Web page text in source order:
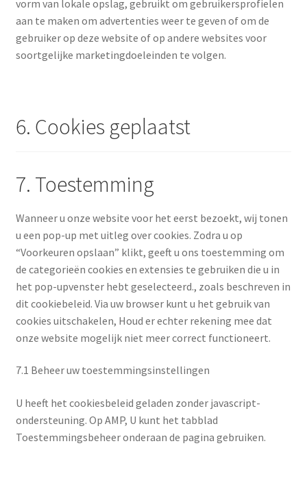
vorm van lokale opslag, gebruikt om gebruikersprofielen
aan te maken om advertenties weer te geven of om de
gebruiker op deze website of op andere websites voor
soortgelijke marketingdoeleinden te volgen.
6. Cookies geplaatst
7. Toestemming
Wanneer u onze website voor het eerst bezoekt, wij tonen
u een pop-up met uitleg over cookies. Zodra u op
“Voorkeuren opslaan” klikt, geeft u ons toestemming om
de categorieën cookies en extensies te gebruiken die u in
het pop-upvenster hebt geselecteerd., zoals beschreven in
dit cookiebeleid. Via uw browser kunt u het gebruik van
cookies uitschakelen, Houd er echter rekening mee dat
onze website mogelijk niet meer correct functioneert.
7.1 Beheer uw toestemmingsinstellingen
U heeft het cookiesbeleid geladen zonder javascript-
ondersteuning. Op AMP, U kunt het tabblad
Toestemmingsbeheer onderaan de pagina gebruiken.